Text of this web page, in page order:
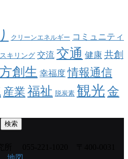
クリーンエネルギー コミュニティ
キリング 交流 交通 健康 共創
創生 幸福度 情報通信
産業 福祉 脱炭素 観光金